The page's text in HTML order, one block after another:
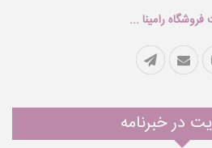
رامینا ...
در خبرنامه